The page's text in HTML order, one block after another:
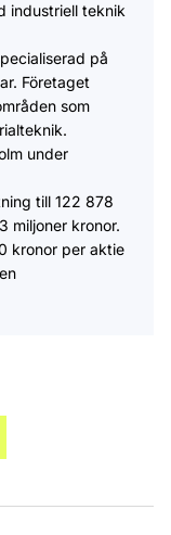
industriell teknik
på
Företaget
som
under
till 122 878
miljoner kronor.
kronor per aktie